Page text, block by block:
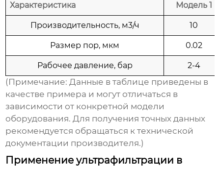
Характеристика Модель 1
Производительность, м3/ч 10
Размер пор, мкм 0.02
Рабочее давление, бар 2-4
(Примечание: Данные в таблице приведены в
качестве примера и могут отличаться в
зависимости от конкретной модели
оборудования. Для получения точных данных
рекомендуется обращаться к технической
документации производителя.)
Применение ультрафильтрации в